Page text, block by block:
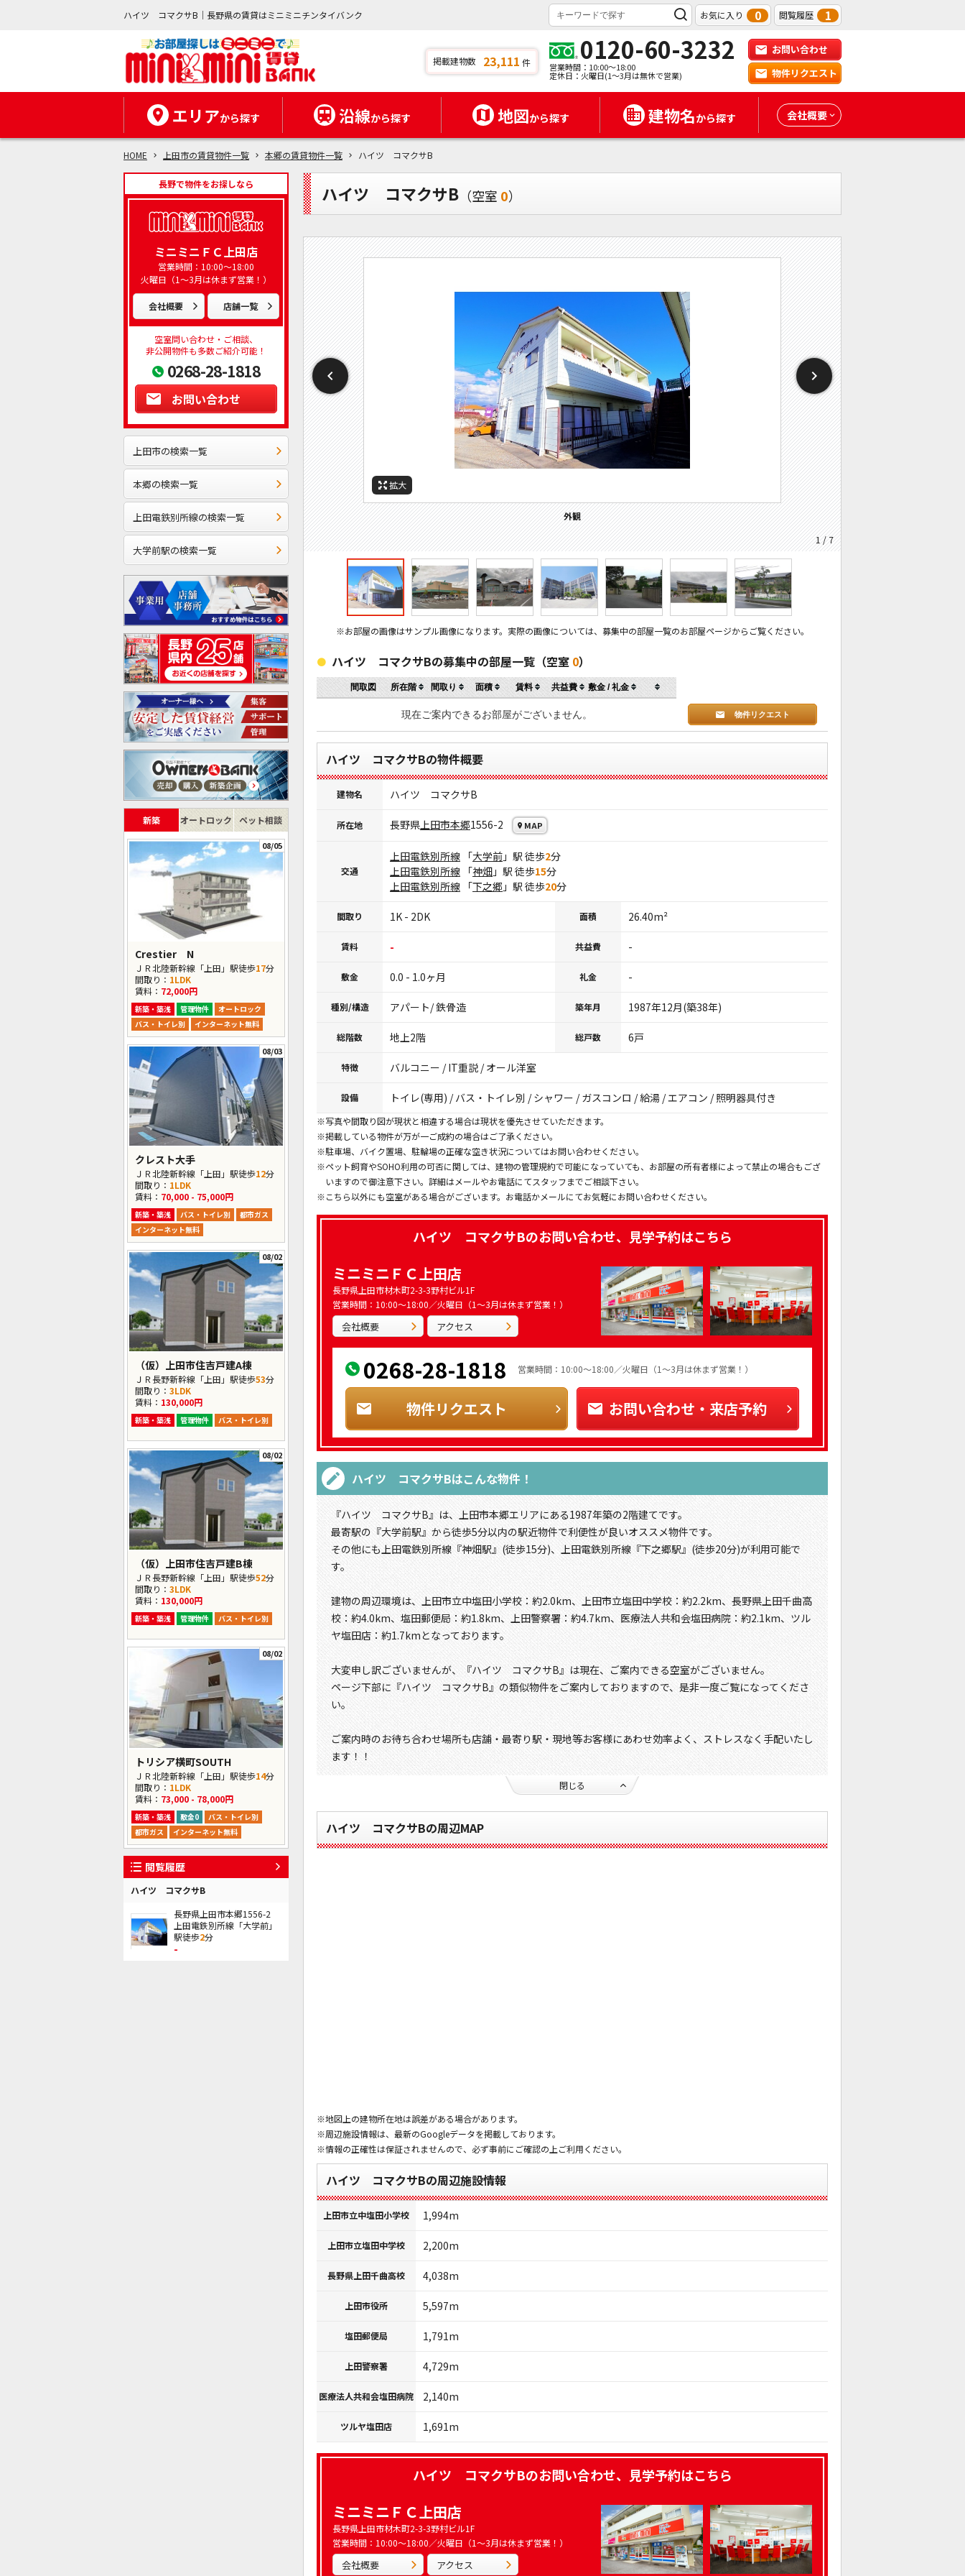
ハイツ コマクサB｜長野県の賃貸はミニミニチンタイバンク お気に入り 0 閲覧履歴 1
掲載建物数 23,111 件 0120-60-3232
営業時間：10:00～18:00
定休日：火曜日(1～3月は無休で営業)
お問い合わせ
物件リクエスト
エリアから探す 沿線から探す 地図から探す 建物名から探す 会社概要
HOME 上田市の賃貸物件一覧 本郷の賃貸物件一覧 ハイツ コマクサB
長野で物件をお探しなら
ミニミニＦＣ上田店
営業時間：10:00～18:00
火曜日（1～3月は休まず営業！）
会社概要 店舗一覧
空室問い合わせ・ご相談、
非公開物件も多数ご紹介可能！
0268-28-1818
お問い合わせ
上田市の検索一覧
本郷の検索一覧
上田電鉄別所線の検索一覧
大学前駅の検索一覧
新築 オートロック ペット相談
08/05
Crestier N
ＪＲ北陸新幹線「上田」駅徒歩17分
間取り： 1LDK
賃料： 72,000円
新築・築浅 管理物件
オートロック
バス・トイレ別
インターネット無料
08/03
クレスト大手
ＪＲ北陸新幹線「上田」駅徒歩12分
間取り： 1LDK
賃料： 70,000 - 75,000円
新築・築浅 バス・トイレ別
都市ガス
インターネット無料
08/02
（仮）上田市住吉戸建A棟
ＪＲ長野新幹線「上田」駅徒歩53分
間取り： 3LDK
賃料： 130,000円
新築・築浅 管理物件 バス・トイレ別
08/02
（仮）上田市住吉戸建B棟
ＪＲ長野新幹線「上田」駅徒歩52分
間取り： 3LDK
賃料： 130,000円
新築・築浅 管理物件 バス・トイレ別
08/02
トリシア横町SOUTH
ＪＲ北陸新幹線「上田」駅徒歩14分
間取り： 1LDK
賃料： 73,000 - 78,000円
新築・築浅 敷金0
バス・トイレ別
都市ガス
インターネット無料
閲覧履歴
ハイツ コマクサB
長野県上田市本郷1556-2
上田電鉄別所線「大学前」
駅徒歩2分
-
ハイツ コマクサB （空室 0）
拡大
外観
1 / 7
拡大
周辺施設：スーパー
拡大
周辺施設：郵便局
拡大
周辺施設：役所
拡大
周辺施設：高校・高専
拡大
周辺施設：中学校
拡大
周辺施設：小学校
※お部屋の画像はサンプル画像になります。実際の画像については、募集中の部屋一覧のお部屋ページからご覧ください。
ハイツ コマクサBの募集中の部屋一覧（空室 0）
間取図 所在階 間取り 面積 賃料 共益費 敷金 / 礼金
現在ご案内できるお部屋がございません。 物件リクエスト
ハイツ コマクサBの物件概要
建物名 ハイツ コマクサB
所在地 長野県上田市本郷1556-2 MAP
交通
上田電鉄別所線 「大学前 」駅 徒歩2分
上田電鉄別所線 「神畑 」駅 徒歩15分
上田電鉄別所線 「下之郷 」駅 徒歩20分
間取り 1K - 2DK 面積 26.40m²
賃料 - 共益費 -
敷金 0.0 - 1.0ヶ月 礼金 -
種別/構造 アパート/ 鉄骨造 築年月 1987年12月(築38年)
総階数 地上2階 総戸数 6戸
特徴 バルコニー / IT重説 / オール洋室
設備 トイレ(専用) / バス・トイレ別 / シャワー / ガスコンロ / 給湯 / エアコン / 照明器具付き
※写真や間取り図が現状と相違する場合は現状を優先させていただきます。
※掲載している物件が万が一ご成約の場合はご了承ください。
※駐車場、バイク置場、駐輪場の正確な空き状況についてはお問い合わせください。
※ペット飼育やSOHO利用の可否に関しては、建物の管理規約で可能になっていても、お部屋の所有者様によって禁止の場合もござ
いますので御注意下さい。詳細はメールやお電話にてスタッフまでご相談下さい。
※こちら以外にも空室がある場合がございます。お電話かメールにてお気軽にお問い合わせください。
ハイツ コマクサBのお問い合わせ、見学予約はこちら
ミニミニＦＣ上田店
長野県上田市材木町2-3-3野村ビル1F
営業時間：10:00～18:00／火曜日（1～3月は休まず営業！）
会社概要 アクセス
0268-28-1818 営業時間：10:00～18:00／火曜日（1～3月は休まず営業！）
物件リクエスト お問い合わせ・来店予約
ハイツ コマクサBはこんな物件！
『ハイツ コマクサB』は、上田市本郷エリアにある1987年築の2階建てです。
最寄駅の『大学前駅』から徒歩5分以内の駅近物件で利便性が良いオススメ物件です。
その他にも上田電鉄別所線『神畑駅』(徒歩15分)、上田電鉄別所線『下之郷駅』(徒歩20分)が利用可能で
す。
建物の周辺環境は、上田市立中塩田小学校：約2.0km、上田市立塩田中学校：約2.2km、長野県上田千曲高
校：約4.0km、塩田郵便局：約1.8km、上田警察署：約4.7km、医療法人共和会塩田病院：約2.1km、ツル
ヤ塩田店：約1.7kmとなっております。
大変申し訳ございませんが、『ハイツ コマクサB』は現在、ご案内できる空室がございません。
ページ下部に『ハイツ コマクサB』の類似物件をご案内しておりますので、是非一度ご覧になってくださ
い。
ご案内時のお待ち合わせ場所も店舗・最寄り駅・現地等お客様にあわせ効率よく、ストレスなく手配いたし
ます！！
閉じる
ハイツ コマクサBの周辺MAP
※地図上の建物所在地は誤差がある場合があります。
※周辺施設情報は、最新のGoogleデータを掲載しております。
※情報の正確性は保証されませんので、必ず事前にご確認の上ご利用ください。
ハイツ コマクサBの周辺施設情報
上田市立中塩田小学校 1,994m
上田市立塩田中学校 2,200m
長野県上田千曲高校 4,038m
上田市役所 5,597m
塩田郵便局 1,791m
上田警察署 4,729m
医療法人共和会塩田病院 2,140m
ツルヤ塩田店 1,691m
ハイツ コマクサBのお問い合わせ、見学予約はこちら
ミニミニＦＣ上田店
長野県上田市材木町2-3-3野村ビル1F
営業時間：10:00～18:00／火曜日（1～3月は休まず営業！）
会社概要 アクセス